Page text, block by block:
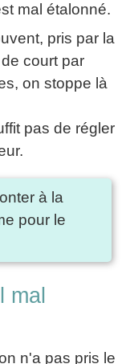
mal étalonné.
pris par la
court par
on stoppe là
pas de régler
à la
pour le
mal
n'a pas pris le